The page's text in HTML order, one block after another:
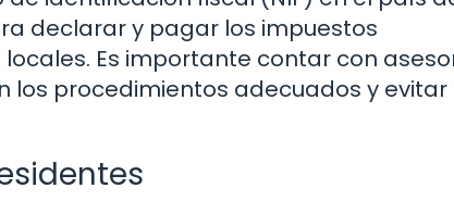
declarar y pagar los impuestos
Es importante contar con
los procedimientos adecuados y evitar